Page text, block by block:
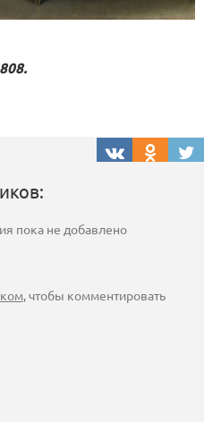
пока не добавлено
, чтобы комментировать